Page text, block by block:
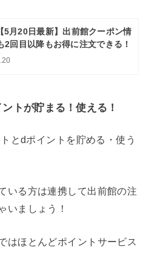
【5月20日最新】出前館クーポン情
2回目以降もお得に注文できる！
トが貯まる！使える！
とdポイントを貯める・使う
いる方は連携して出前館の注
いましょう！
はほとんどポイントサービス